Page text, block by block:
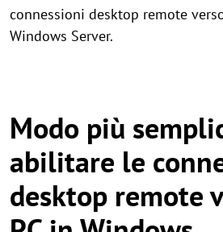
connessioni desktop remote
Windows Server.
Modo più
abilitare le
desktop remote